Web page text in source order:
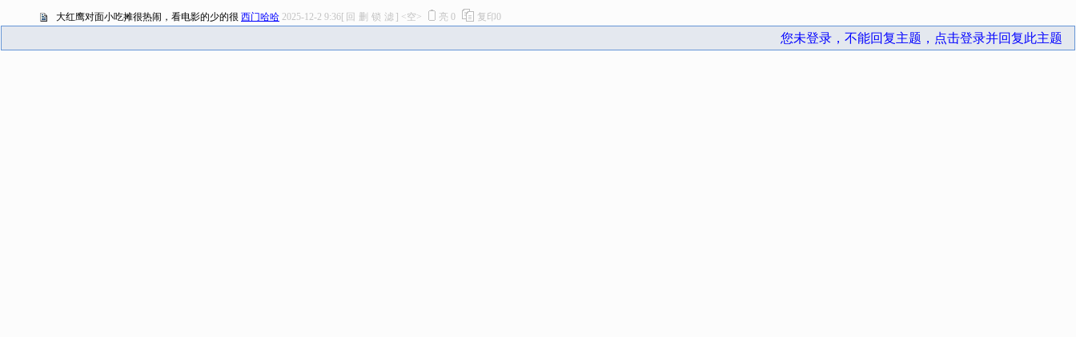
大红鹰对面小吃摊很热闹，看电影的少的很 西门哈哈 2025-12-2 9:36[ 回 删 锁 滤 ] <空> 亮 0 复印0
您未登录，不能回复主题，点击登录并回复此主题